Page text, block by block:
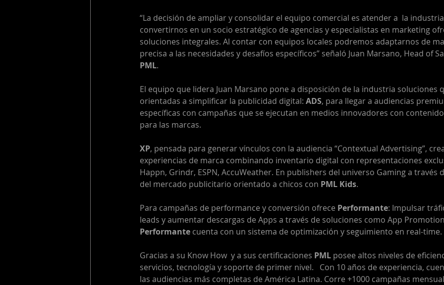
“La decisión de ampliar y consolidar el equipo comercial es atender a  la
convertirnos en un socio estratégico de agencias y especialistas en marketing
soluciones integrales. Al contar con equipos locales podremos adaptarnos de
precisa a las necesidades y desafíos específicos” señaló Juan Marsano, Head of
PML.
El equipo que lidera Juan Marsano pone a disposición de la industria soluciones
orientadas a simplificar la publicidad digital: ADS, para llegar a audiencias
específicas con campañas que se ejecutan en medios innovadores con
para las marcas.
XP, pensada para generar vínculos con la audiencia “Contextual Advertising”,
experiencias de marca combinando inventario digital con representaciones
Happn, Grindr, ESPN, AccuWeather. En publishers del universo Gaming a través
del mercado publicitario orientado a chicos con PML Kids.
Para campañas de performance y conversión ofrece Performante: Impulsar
leads y aumentar descargas de Apps a través de soluciones como App
Performante cuenta con un sistema de optimización y seguimiento en real-time.
Gracias a su Know How  y a sus certificaciones PML posee altos niveles de
servicios, tecnología y soporte de primer nivel.   Con 10 años de experiencia,
las audiencias más completas de América Latina. Corre +1000 campañas